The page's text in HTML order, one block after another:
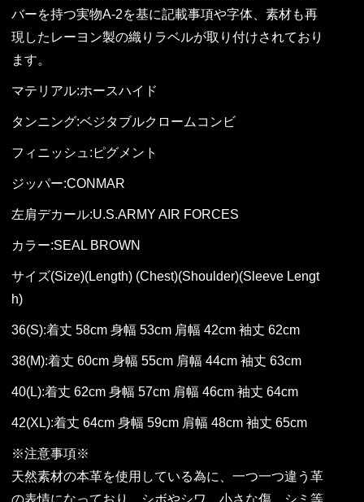
バーを持つ実物A-2を基に記載事項や字体、素材も再
現したレーヨン製の織りラベルが取り付けされており
ます。
マテリアル:ホースハイド
タンニング:ベジタブルクロームコンビ
フィニッシュ:ピグメント
ジッパー:CONMAR
左肩デカール:U.S.ARMY AIR FORCES
カラー:SEAL BROWN
サイズ(Size)(Length) (Chest)(Shoulder)(Sleeve Lengt
h)
36(S):着丈 58cm 身幅 53cm 肩幅 42cm 袖丈 62cm
38(M):着丈 60cm 身幅 55cm 肩幅 44cm 袖丈 63cm
40(L):着丈 62cm 身幅 57cm 肩幅 46cm 袖丈 64cm
42(XL):着丈 64cm 身幅 59cm 肩幅 48cm 袖丈 65cm
※注意事項※
天然素材の本革を使用している為に、一つ一つ違う革